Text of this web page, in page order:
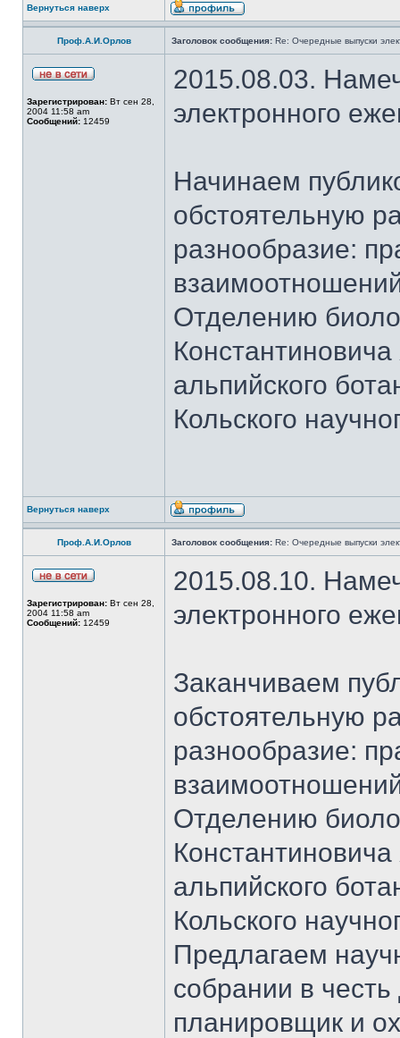
Вернуться наверх
Проф.А.И.Орлов Заголовок сообщения: Re: Очередные выпуски
Зарегистрирован: Вт сен 28,
2004 11:58 am
Сообщений: 12459
2015.08.03.
электронного
Начинаем
обстоятельную
разнообразие:
Отделению
альпийского
Кольского
Вернуться наверх
Проф.А.И.Орлов Заголовок сообщения: Re: Очередные выпуски
Зарегистрирован: Вт сен 28,
2004 11:58 am
Сообщений: 12459
2015.08.10.
электронного
Заканчиваем
обстоятельную
разнообразие:
Отделению
альпийского
Кольского
Предлагаем
собрании в
планировщик и